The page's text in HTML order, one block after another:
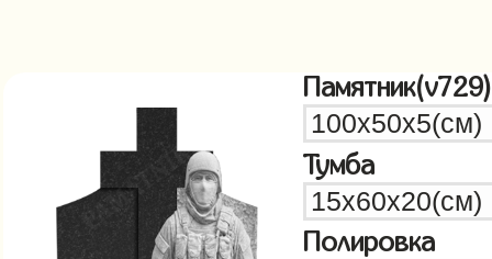
Памятник(v729)
Тумба
Полировка